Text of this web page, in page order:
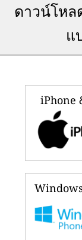
ดาวน์โห
แ
iPhone